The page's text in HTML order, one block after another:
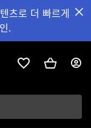
츠로 더 빠르게
.